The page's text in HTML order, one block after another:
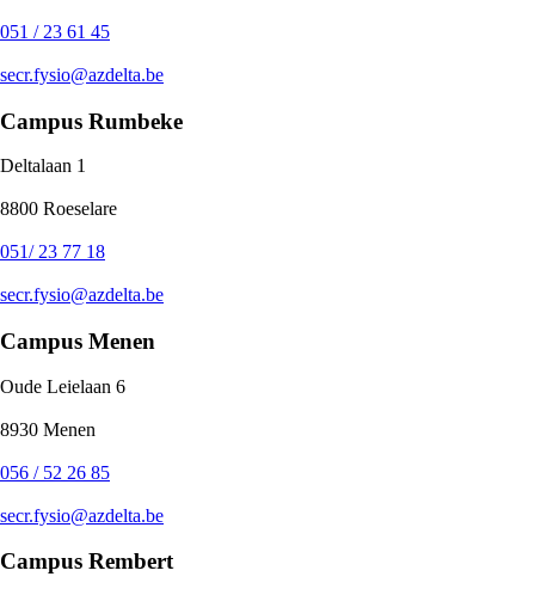
051 / 23 61 45
secr.fysio@azdelta.be
Campus Rumbeke
Deltalaan 1
8800 Roeselare
051/ 23 77 18
secr.fysio@azdelta.be
Campus Menen
Oude Leielaan 6
8930 Menen
056 / 52 26 85
secr.fysio@azdelta.be
Campus Rembert